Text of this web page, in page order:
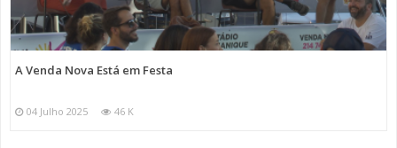
A Venda Nova Está em Festa
04 Julho 2025 46 K